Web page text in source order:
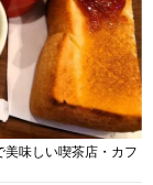
味しい喫茶店・カフ